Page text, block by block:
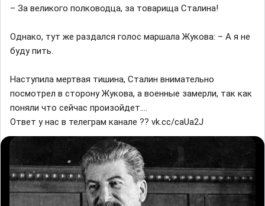
– За великого полководца, за товарища Сталина!
Однако, тут же раздался голос маршала Жукова: – А я не
буду пить.
Наступила мертвая тишина, Сталин внимательно
посмотрел в сторону Жукова, а военные замерли, так как
поняли что сейчас произойдет....
Ответ у нас в телeграм канале ?? vk.cc/caUa2J